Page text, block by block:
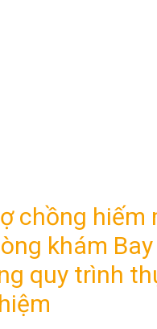
chồng hiếm
khám
quy trình